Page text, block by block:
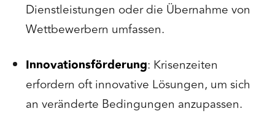
Dienstleistungen oder die Übernahme von
Wettbewerbern umfassen.
Innovationsförderung: Krisenzeiten
erfordern oft innovative Lösungen, um sich
an veränderte Bedingungen anzupassen.